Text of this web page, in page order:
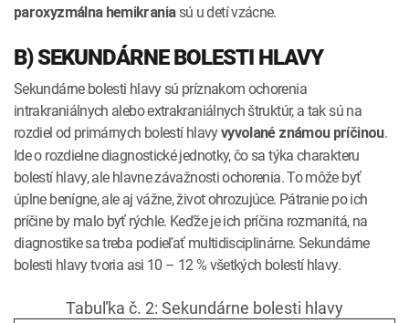
paroxyzmálna hemikraniasú u detí vzácne.
B) SEKUNDÁRNE BOLESTI HLAVY
Sekundárne bolesti hlavy sú príznakom ochorenia
intrakraniálnych alebo extrakraniálnych štruktúr, a tak sú na
rozdiel od primárnych bolestí hlavyvyvolané známou príčinou.
Ide o rozdielne diagnostické jednotky, čo sa týka charakteru
bolestí hlavy, ale hlavne závažnosti ochorenia. To môže byť
úplne benígne, ale aj vážne, život ohrozujúce. Pátranie po ich
príčine by malo byť rýchle. Keďže je ich príčina rozmanitá, na
diagnostike sa treba podieľať multidisciplinárne. Sekundárne
bolesti hlavy tvoria asi 10 – 12 % všetkých bolestí hlavy.
Tabuľka č. 2: Sekundárne bolesti hlavy